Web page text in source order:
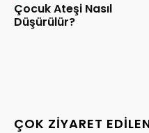
Çocuk Ateşi Nasıl
Düşürülür?
ÇOK ZIYARET